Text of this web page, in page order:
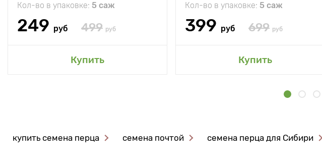
Кол-во в упаковке: 5 саж
249 руб 499 руб
Купить
Кол-во в упаковке: 5 саж
399 руб 699 руб
Купить
купить семена перца семена почтой семена перца для Сибири